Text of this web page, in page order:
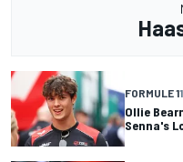
FORMULE 1
Ollie
Senna's